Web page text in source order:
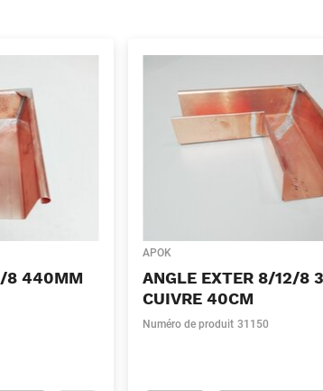
8 440MM
APOK
ANGLE EXTER 8/12/8
CUIVRE 40CM
Numéro de produit 31150